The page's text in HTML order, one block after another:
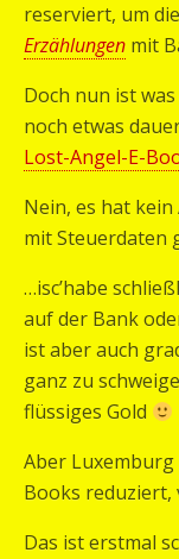
reserviert, um
Erzählungen mit
Doch nun ist
noch etwas
Lost-Angel-E-
Nein, es hat
mit Steuerdaten
…isc’habe
auf der Bank
ist aber auch
ganz zu
flüssiges Gold
Aber
Books reduziert,
Das ist erstmal